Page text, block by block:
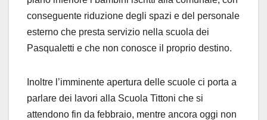
conseguente riduzione degli spazi e del personale
esterno che presta servizio nella scuola dei
Pasqualetti e che non conosce il proprio destino.
Inoltre l’imminente apertura delle scuole ci porta a
parlare dei lavori alla Scuola Tittoni che si
attendono fin da febbraio, mentre ancora oggi non